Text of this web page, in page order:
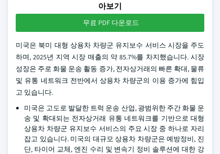
아보기
무료 PDF 다운로드
미국은 북미 대형 상용차 차량군 유지보수 서비스 시장을 주도
하며, 2025년 지역 시장 매출의 약 85.7%를 차지했습니다. 시장
성장은 주로 화물 운송 활동 증가, 전자상거래의 빠른 확대, 물류
및 유통 네트워크 전반에서 상용차 차량군의 이용 증가에 힘입
고 있습니다.
미국은 고도로 발달한 트럭 운송 산업, 광범위한 주간 화물 운
송 및 확대되는 전자상거래 유통 네트워크를 기반으로 대형
상용차 차량군 유지보수 서비스의 주요 시장 중 하나로 자리
잡고 있습니다. 미국의 대규모 상용차 차량군은 예방정비, 진
단, 타이어 교체, 엔진 수리 및 변속기 정비 솔루션에 대한 강